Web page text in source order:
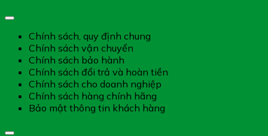
Chính sách, quy định chung
Chính sách vận chuyển
Chính sách bảo hành
Chính sách đổi trả và hoàn tiền
Chính sách cho doanh nghiệp
Chính sách hàng chính hãng
Bảo mật thông tin khách hàng